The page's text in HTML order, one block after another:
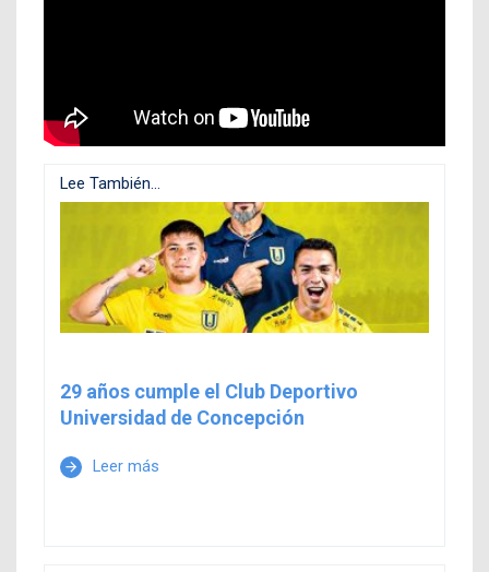
Lee También...
29 años cumple el Club Deportivo
Universidad de Concepción
arrow_forward Leer más